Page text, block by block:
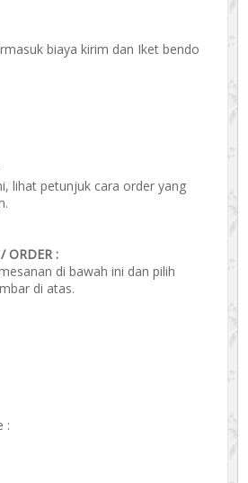
biaya kirim dan Iket bendo
lihat petunjuk cara order yang
ORDER :
di bawah ini dan pilih
di atas.
: